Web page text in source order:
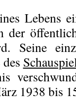
Lebens
Seine
1938 bis